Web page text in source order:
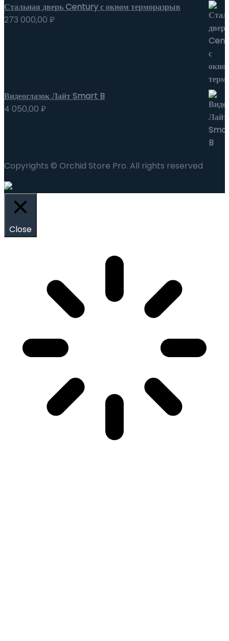
Стальная дверь Century с окном терморазрыв
273 000,00 ₽
Видеоглазок Лайт Smart B
4 050,00 ₽
Copyrights © Orchid Store Pro. All rights reserved
Close